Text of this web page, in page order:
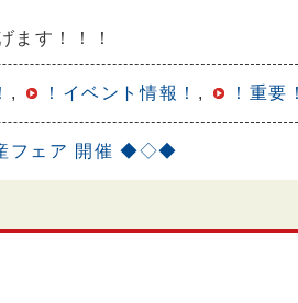
ます！！！
, ！イベント情報！ , ！重要！
フェア 開催 ◆◇◆